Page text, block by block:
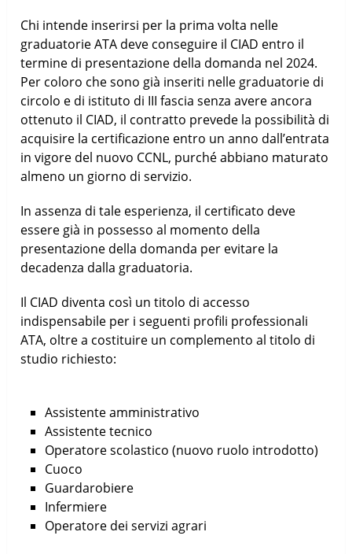
Chi intende inserirsi per la prima volta nelle
graduatorie ATA deve conseguire il CIAD entro il
termine di presentazione della domanda nel 2024.
Per coloro che sono già inseriti nelle graduatorie di
circolo e di istituto di III fascia senza avere ancora
ottenuto il CIAD, il contratto prevede la possibilità di
acquisire la certificazione entro un anno dall’entrata
in vigore del nuovo CCNL, purché abbiano maturato
almeno un giorno di servizio.
In assenza di tale esperienza, il certificato deve
essere già in possesso al momento della
presentazione della domanda per evitare la
decadenza dalla graduatoria.
Il CIAD diventa così un titolo di accesso
indispensabile per i seguenti profili professionali
ATA, oltre a costituire un complemento al titolo di
studio richiesto:
Assistente amministrativo
Assistente tecnico
Operatore scolastico (nuovo ruolo introdotto)
Cuoco
Guardarobiere
Infermiere
Operatore dei servizi agrari